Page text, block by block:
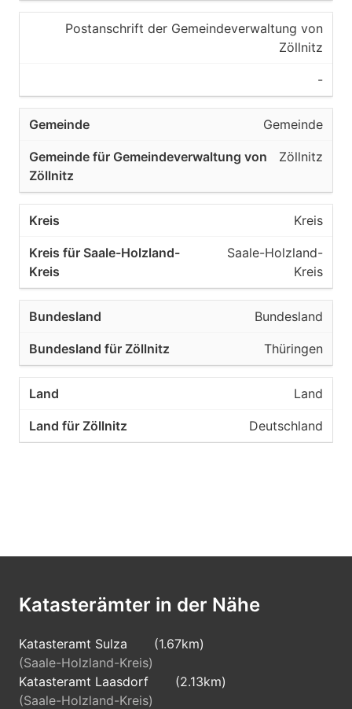
Postanschrift der Gemeindeverwaltung von
Zöllnitz
-
Gemeinde
Zöllnitz
Kreis
Saale-Holzland-
Kreis
Bundesland
Thüringen
Land
Deutschland
Katasterämter in der Nähe
Katasteramt Sulza
(1.67km)
(Saale-Holzland-Kreis)
Katasteramt Laasdorf
(2.13km)
(Saale-Holzland-Kreis)